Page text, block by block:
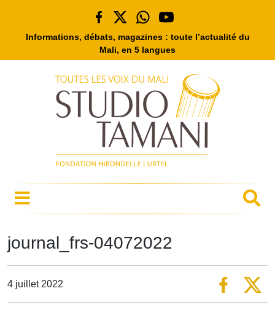
Informations, débats, magazines : toute l’actualité du
Mali, en 5 langues
journal_frs-04072022
4 juillet 2022